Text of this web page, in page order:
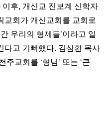
후, 개신교 진보계 신학자
교회가 개신교회를 교회로
우리의 형제들’이라고 일
다고 기뻐했다. 김삼환 목사
교회를 ‘형님’ 또는 ‘큰